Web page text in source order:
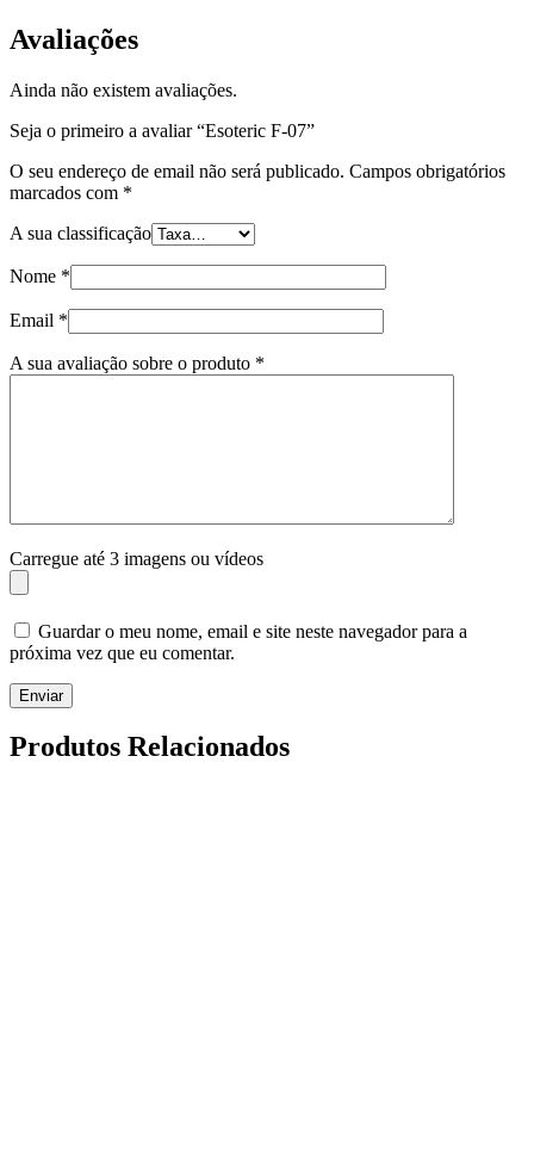
Avaliações
Ainda não existem avaliações.
Seja o primeiro a avaliar “Esoteric F-07”
O seu endereço de email não será publicado. Campos obrigatórios
marcados com *
A sua classificação
Nome *
Email *
A sua avaliação sobre o produto *
Carregue até 3 imagens ou vídeos
Guardar o meu nome, email e site neste navegador para a
próxima vez que eu comentar.
Enviar
Produtos Relacionados